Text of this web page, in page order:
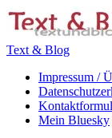
Zum
Inhalt
Text & Blog
Impressum /
Mein Bluesky